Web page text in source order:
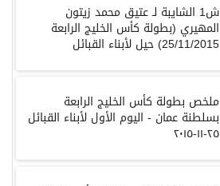
ش1 الشايبة لـ عتيق محمد زيتون
المهيري (بطولة كأس الخليج الرابعة
25/11/2015) حيل لأبناء القبائل
ملخص بطولة كأس الخليج الرابعة
بسلطنة عمان - اليوم الأول لأبناء القبائل
٢٥-١١-٢٠١٥